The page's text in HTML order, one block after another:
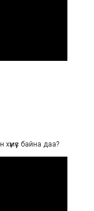
байна даа?